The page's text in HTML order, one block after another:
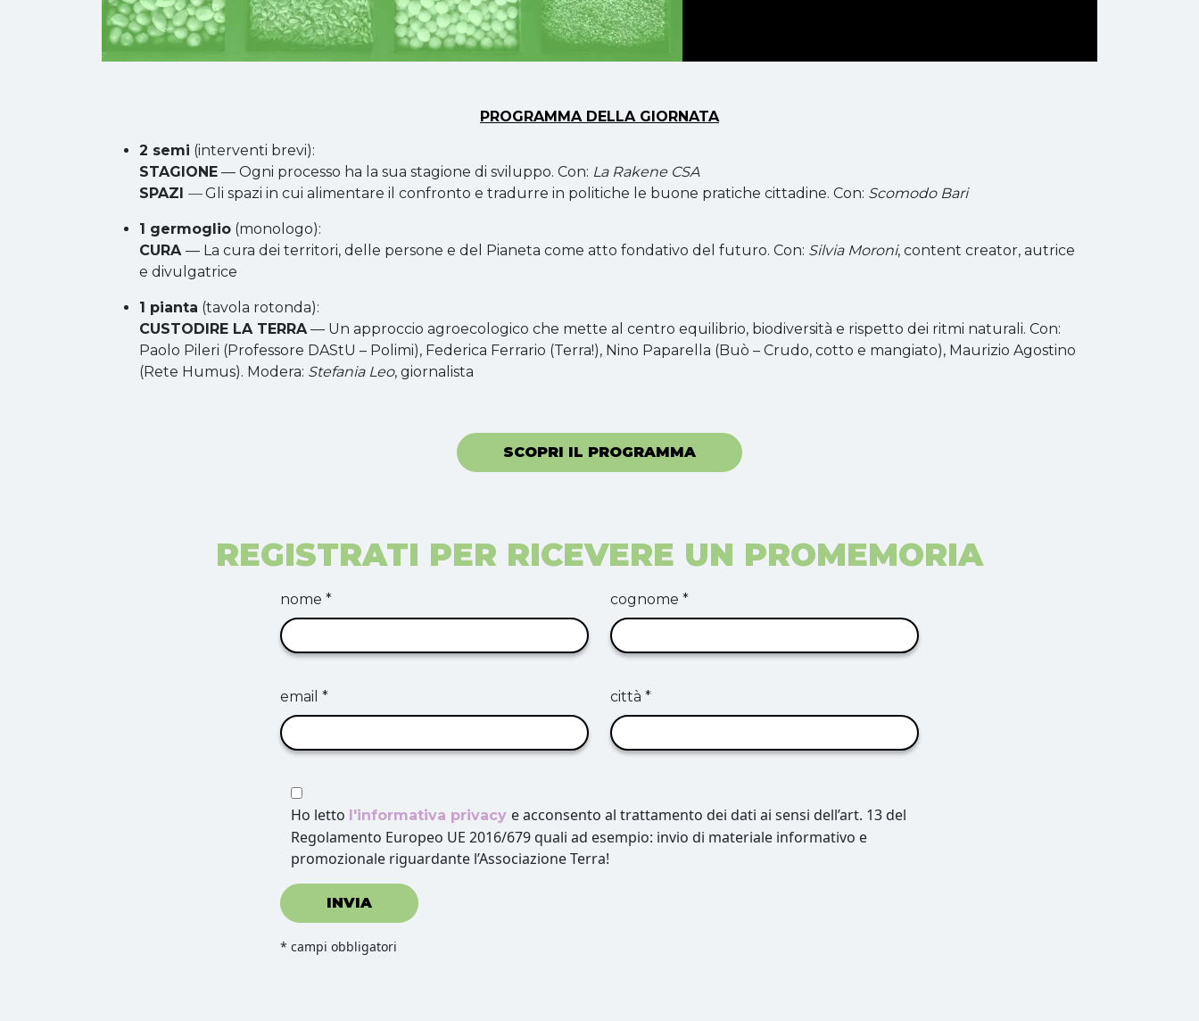
PROGRAMMA DELLA GIORNATA
2 semi (interventi brevi):
STAGIONE — Ogni processo ha la sua stagione di sviluppo. Con: La Rakene CSA
SPAZI —Gli spazi in cui alimentare il confronto e tradurre in politiche le buone pratiche cittadine. Con: Scomodo Bari
1 germoglio (monologo):
CURA — La cura dei territori, delle persone e del Pianeta come atto fondativo del futuro. Con: Silvia Moroni, content creator, autrice
e divulgatrice
1 pianta (tavola rotonda):
CUSTODIRE LA TERRA — Un approccio agroecologico che mette al centro equilibrio, biodiversità e rispetto dei ritmi naturali. Con:
Paolo Pileri (Professore DAStU – Polimi), Federica Ferrario (Terra!), Nino Paparella (Buò – Crudo, cotto e mangiato), Maurizio Agostino
(Rete Humus). Modera: Stefania Leo, giornalista
SCOPRI IL PROGRAMMA
REGISTRATI PER RICEVERE UN PROMEMORIA
nome * cognome *
email * città *
Ho letto l'informativa privacy e acconsento al trattamento dei dati ai sensi dell’art. 13 del
Regolamento Europeo UE 2016/679 quali ad esempio: invio di materiale informativo e
promozionale riguardante l’Associazione Terra!
INVIA
* campi obbligatori